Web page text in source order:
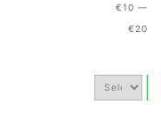
€10 —
€20